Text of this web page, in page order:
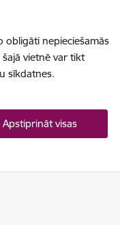
obligāti nepieciešamās
vietnē var tikt
sīkdatnes.
Apstiprināt visas